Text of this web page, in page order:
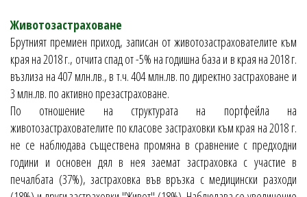
Животозастраховане
Брутният премиен приход, записан от животозастрахователите към
края на 2018 г., отчита спад от -5% на годишна база и в края на 2018 г.
възлиза на 407 млн.лв., в т.ч. 404 млн.лв. по директно застраховане и
3 млн.лв. по активно презастраховане.
По отношение на структурата на портфейла на
животозастрахователите по класове застраховки към края на 2018 г.
не се наблюдава съществена промяна в сравнение с предходни
години и основен дял в нея заемат застраховка с участие в
печалбата (37%), застраховка във връзка с медицински разходи